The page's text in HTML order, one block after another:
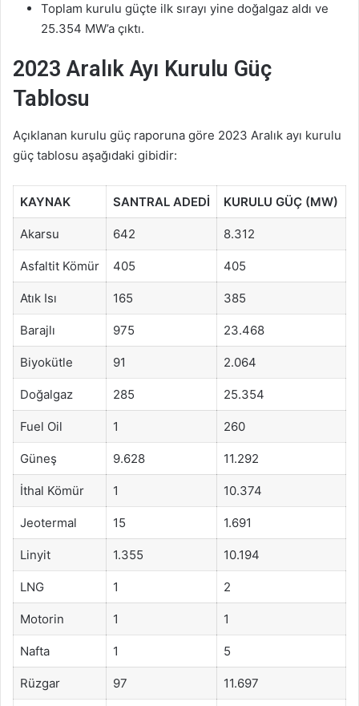
Toplam kurulu güçte ilk sırayı yine doğalgaz aldı ve
25.354 MW’a çıktı.
2023 Aralık Ayı Kurulu Güç
Tablosu
Açıklanan kurulu güç raporuna göre 2023 Aralık ayı kurulu
güç tablosu aşağıdaki gibidir:
KAYNAK SANTRAL ADEDİ KURULU GÜÇ (MW)
Akarsu 642 8.312
Asfaltit Kömür 405 405
Atık Isı 165 385
Barajlı 975 23.468
Biyokütle 91 2.064
Doğalgaz 285 25.354
Fuel Oil 1 260
Güneş 9.628 11.292
İthal Kömür 1 10.374
Jeotermal 15 1.691
Linyit 1.355 10.194
LNG 1 2
Motorin 1 1
Nafta 1 5
Rüzgar 97 11.697